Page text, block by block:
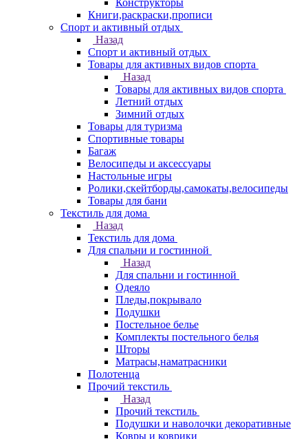
Конструкторы
Книги,раскраски,прописи
Спорт и активный отдых
Назад
Спорт и активный отдых
Товары для активных видов спорта
Назад
Товары для активных видов спорта
Летний отдых
Зимний отдых
Товары для туризма
Спортивные товары
Багаж
Велосипеды и аксессуары
Настольные игры
Ролики,скейтборды,самокаты,велосипеды
Товары для бани
Текстиль для дома
Назад
Текстиль для дома
Для спальни и гостинной
Назад
Для спальни и гостинной
Одеяло
Пледы,покрывало
Подушки
Постельное белье
Комплекты постельного белья
Шторы
Матрасы,наматрасники
Полотенца
Прочий текстиль
Назад
Прочий текстиль
Подушки и наволочки декоративные
Ковры и коврики